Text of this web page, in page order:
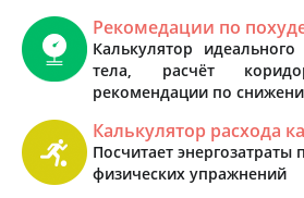
Рекомедации по
Калькулятор
тела, расчёт
рекомендации по
Калькулятор расхода
Посчитает
физических упражнений